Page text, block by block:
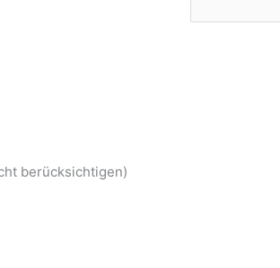
berücksichtigen)